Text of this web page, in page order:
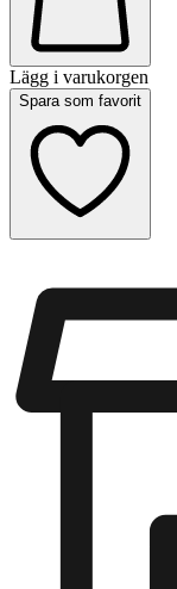
Lägg i varukorgen
Spara som favorit